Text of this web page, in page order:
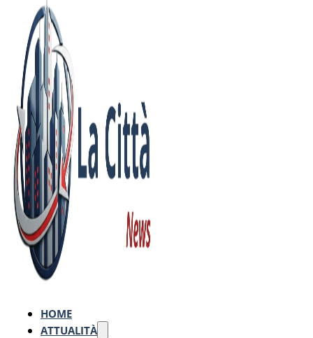
HOME
ATTUALITÀ